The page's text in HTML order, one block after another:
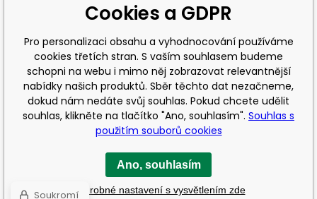
Cookies a GDPR
Pro personalizaci obsahu a vyhodnocování používáme
cookies třetích stran. S vaším souhlasem budeme
schopni na webu i mimo něj zobrazovat relevantnější
nabídky našich produktů. Sběr těchto dat nezačneme,
dokud nám nedáte svůj souhlas. Pokud chcete udělit
souhlas, klikněte na tlačítko "Ano, souhlasím". Souhlas s
použitím souborů cookies
Ano, souhlasím
Podrobné nastavení s vysvětlením zde
Soukromí